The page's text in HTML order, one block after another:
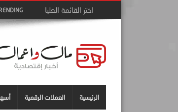
الرئيسية العملات الرقمية